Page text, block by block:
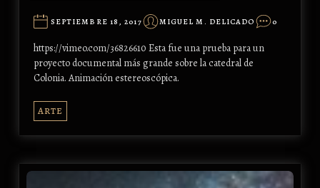
SEPTIEMBRE 18, 2017 MIGUEL M. DELICADO 0
https://vimeo.com/36826610 Esta fue una prueba para un
proyecto documental más grande sobre la catedral de
Colonia. Animación estereoscópica.
ARTE